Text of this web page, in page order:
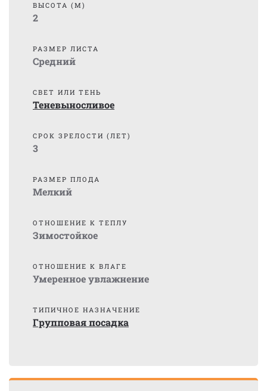
ВЫСОТА (М)
2
РАЗМЕР ЛИСТА
Средний
СВЕТ ИЛИ ТЕНЬ
Теневыносливое
СРОК ЗРЕЛОСТИ (ЛЕТ)
3
РАЗМЕР ПЛОДА
Мелкий
ОТНОШЕНИЕ К ТЕПЛУ
Зимостойкое
ОТНОШЕНИЕ К ВЛАГЕ
Умеренное увлажнение
ТИПИЧНОЕ НАЗНАЧЕНИЕ
Групповая посадка